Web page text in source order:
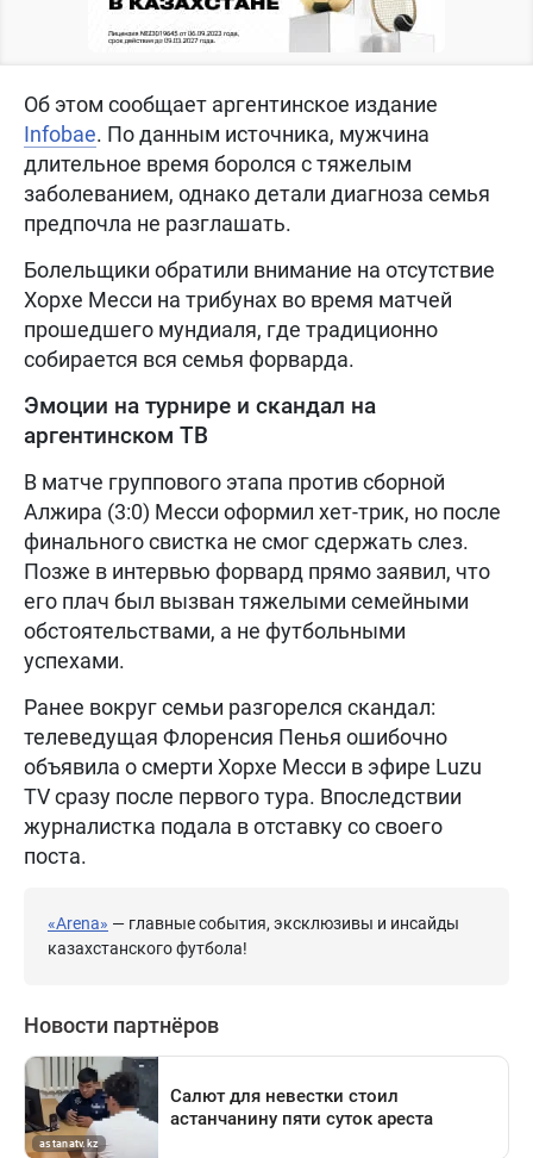
Об этом сообщает аргентинское издание
Infobae. По данным источника, мужчина
длительное время боролся с тяжелым
заболеванием, однако детали диагноза семья
предпочла не разглашать.
Болельщики обратили внимание на отсутствие
Хорхе Месси на трибунах во время матчей
прошедшего мундиаля, где традиционно
собирается вся семья форварда.
Эмоции на турнире и скандал на
аргентинском ТВ
В матче группового этапа против сборной
Алжира (3:0) Месси оформил хет-трик, но после
финального свистка не смог сдержать слез.
Позже в интервью форвард прямо заявил, что
его плач был вызван тяжелыми семейными
обстоятельствами, а не футбольными
успехами.
Ранее вокруг семьи разгорелся скандал:
телеведущая Флоренсия Пенья ошибочно
объявила о смерти Хорхе Месси в эфире Luzu
TV сразу после первого тура. Впоследствии
журналистка подала в отставку со своего
поста.
«Arena» — главные события, эксклюзивы и инсайды
казахстанского футбола!